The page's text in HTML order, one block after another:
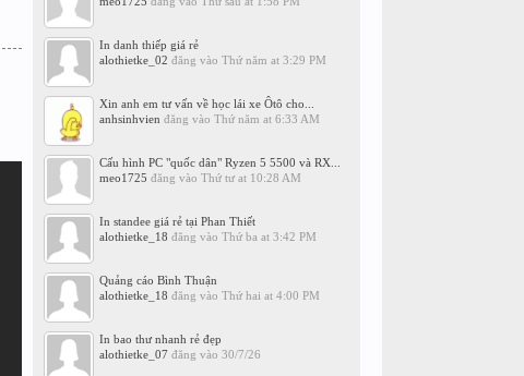
In danh thiếp giá rẻ
alothietke_02 đăng vào Thứ năm at 3:29 PM
Xin anh em tư vấn về học lái xe Ôtô cho...
anhsinhvien đăng vào Thứ năm at 6:33 AM
Cấu hình PC "quốc dân" Ryzen 5 5500 và RX...
meo1725 đăng vào Thứ tư at 10:28 AM
In standee giá rẻ tại Phan Thiết
alothietke_18 đăng vào Thứ ba at 3:42 PM
Quảng cáo Bình Thuận
alothietke_18 đăng vào Thứ hai at 4:00 PM
In bao thư nhanh rẻ đẹp
alothietke_07 đăng vào 30/7/26